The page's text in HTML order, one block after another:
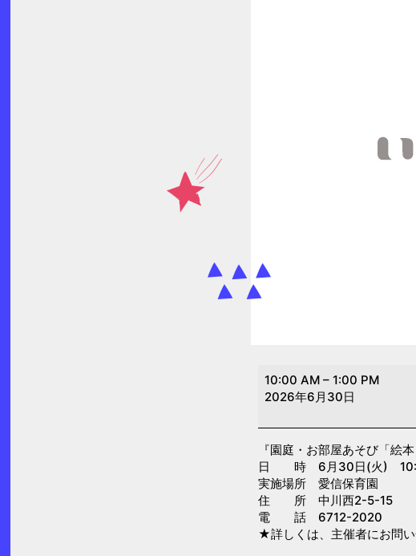
園
庭・
屋
あ
そ
び
「絵
10:00 AM – 1:00 PM
2026年6月30日
『園庭・お部屋あそび「絵
日 時 6月30日(火)
実施場所 愛信保育園
住 所 中川西2-5-15
電 話 6712-2020
★詳しくは、主催者にお問